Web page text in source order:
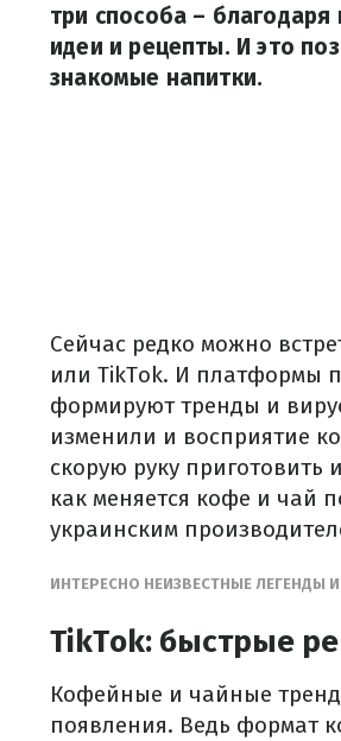
три способа –
идеи и рецепты. И это
знакомые напитки.
Сейчас редко можно
или TikTok. И платформы
формируют тренды и
изменили и восприятие
скорую руку приготовить
как меняется кофе и чай
украинским
ИНТЕРЕСНО НЕИЗВЕСТНЫЕ
TikTok: быстрые
Кофейные и чайные
появления. Ведь формат